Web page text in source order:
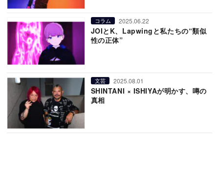
コラム 2025.06.22
JOIとK、Lapwingと私たちの“類似
性の正体”
文芸 2025.08.01
SHINTANI × ISHIYAが明かす、噂の
真相